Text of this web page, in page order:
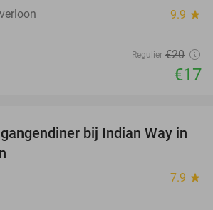
9.9 star
Regulier €20
€17
35%
bij Indian Way in
7.9 star